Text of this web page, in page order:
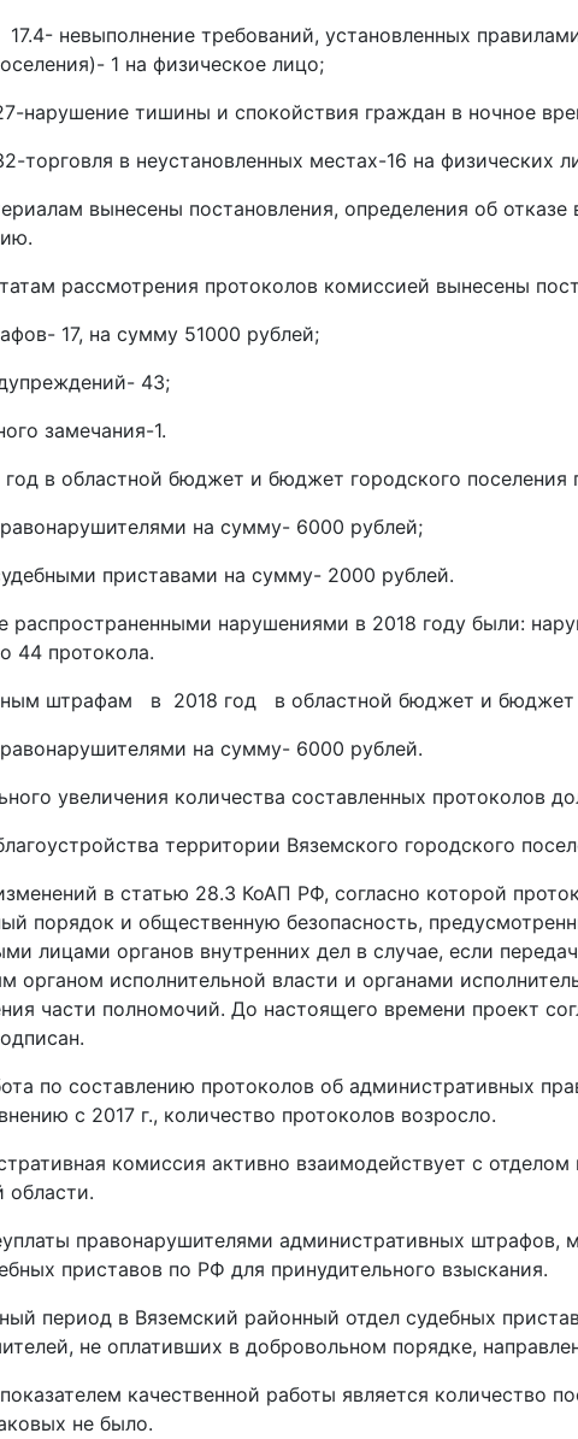
17.4- невыполнение требований, установленных
1 на физическое лицо;
нарушение тишины и спокойствия граждан в ночное
торговля в неустановленных местах-16 на физических
вынесены постановления, определения об
рассмотрения протоколов комиссией вынесены
17, на сумму 51000 рублей;
43;
замечания-1.
год в областной бюджет и бюджет городского
на сумму- 6000 рублей;
приставами на сумму- 2000 рублей.
нарушениями в 2018 году были:
44 протокола.
штрафам в 2018 год в областной бюджет и бюджет
на сумму- 6000 рублей.
увеличения количества составленных
территории Вяземского городского
в статью 28.3 КоАП РФ, согласно которой
порядок и общественную безопасность,
лицами органов внутренних дел в случае, если
органом исполнительной власти и органами
части полномочий. До настоящего времени проект
по составлению протоколов об административных
с 2017 г., количество протоколов возросло.
комиссия активно взаимодействует с
области.
правонарушителями административных штрафов,
приставов по РФ для принудительного взыскания.
период в Вяземский районный отдел судебных
не оплативших в добровольном порядке,
качественной работы является количество
не было.